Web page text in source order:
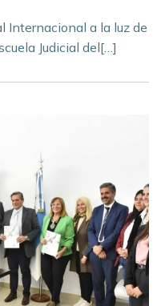
Internacional a la luz de
Judicial del[…]